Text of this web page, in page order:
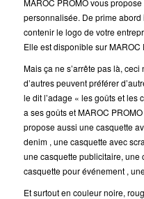
personnalisée. De prime abord
contenir le logo de votre
Elle est disponible sur MAROC
Mais ça ne s’arrête pas là,
d’autres peuvent préférer
le dit l’adage « les goûts et les
a ses goûts et MAROC
propose aussi une casquette
denim , une casquette avec
une casquette publicitaire, une
casquette pour événement ,
Et surtout en couleur noire,